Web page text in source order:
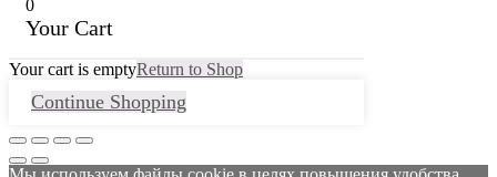
0
Your Cart
Your cart is emptyReturn to Shop
Continue Shopping